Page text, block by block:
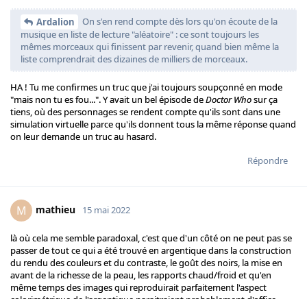
Ardalion
On s'en rend compte dès lors qu'on écoute de la
musique en liste de lecture "aléatoire" : ce sont toujours les
mêmes morceaux qui finissent par revenir, quand bien même la
liste comprendrait des dizaines de milliers de morceaux.
HA ! Tu me confirmes un truc que j'ai toujours soupçonné en mode
"mais non tu es fou...". Y avait un bel épisode deDoctor Whosur ça
tiens, où des personnages se rendent compte qu'ils sont dans une
simulation virtuelle parce qu'ils donnent tous la même réponse quand
on leur demande un truc au hasard.
Répondre
M mathieu 15 mai 2022
là où cela me semble paradoxal, c'est que d'un côté on ne peut pas se
passer de tout ce qui a été trouvé en argentique dans la construction
du rendu des couleurs et du contraste, le goût des noirs, la mise en
avant de la richesse de la peau, les rapports chaud/froid et qu'en
même temps des images qui reproduirait parfaitement l'aspect